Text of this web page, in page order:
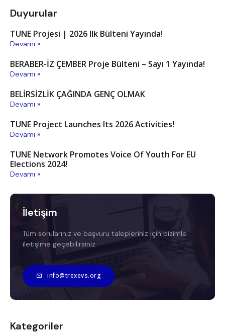
Duyurular
TUNE Projesi | 2026 Ilk Bülteni Yayında!
Devamı »
BERABER-İZ ÇEMBER Proje Bülteni – Sayı 1 Yayında!
Devamı »
BELİRSİZLİK ÇAĞINDA GENÇ OLMAK
Devamı »
TUNE Project Launches Its 2026 Activities!
Devamı »
TUNE Network Promotes Voice Of Youth For EU
Elections 2024!
Devamı »
İletişim
Tüm sorularınız ve başvuru talepleriniz için bizimle
iletişime geçebilirsiniz.
info@trexevs.org
Kategoriler